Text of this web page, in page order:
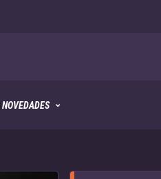
NOVEDADES